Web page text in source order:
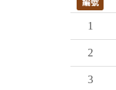
編號
1
2
3